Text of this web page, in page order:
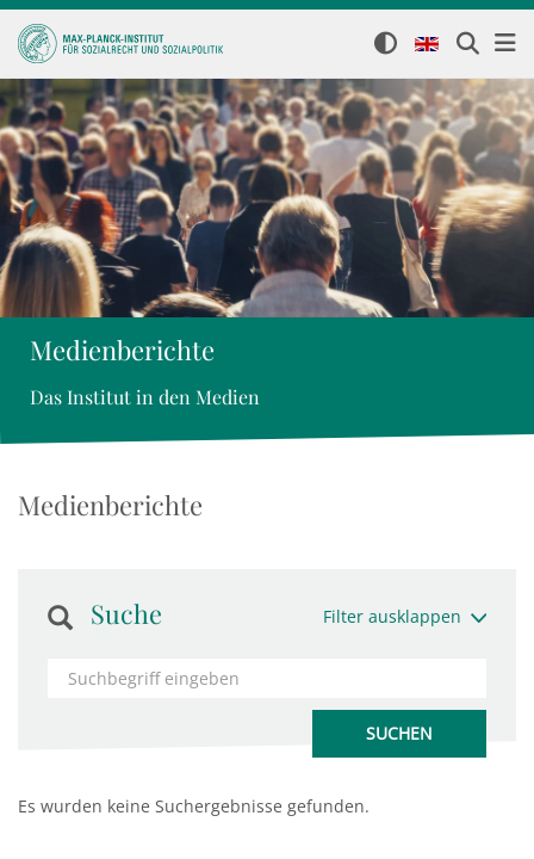
Medienberichte
Das Institut in den Medien
Medienberichte
Suche Filter ausklappen
Es wurden keine Suchergebnisse gefunden.